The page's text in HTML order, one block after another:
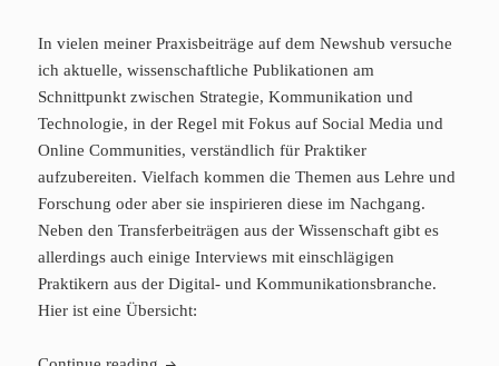
In vielen meiner Praxisbeiträge auf dem Newshub versuche
ich aktuelle, wissenschaftliche Publikationen am
Schnittpunkt zwischen Strategie, Kommunikation und
Technologie, in der Regel mit Fokus auf Social Media und
Online Communities, verständlich für Praktiker
aufzubereiten. Vielfach kommen die Themen aus Lehre und
Forschung oder aber sie inspirieren diese im Nachgang.
Neben den Transferbeiträgen aus der Wissenschaft gibt es
allerdings auch einige Interviews mit einschlägigen
Praktikern aus der Digital- und Kommunikationsbranche.
Hier ist eine Übersicht: